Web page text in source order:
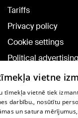
Tariffs
Privacy policy
Cookie settings
Political advertising
Cookie policy
Commenting terms
TV program
vietne
tīmekļa vietnē tiek
darbību., nosūtītu
un satura